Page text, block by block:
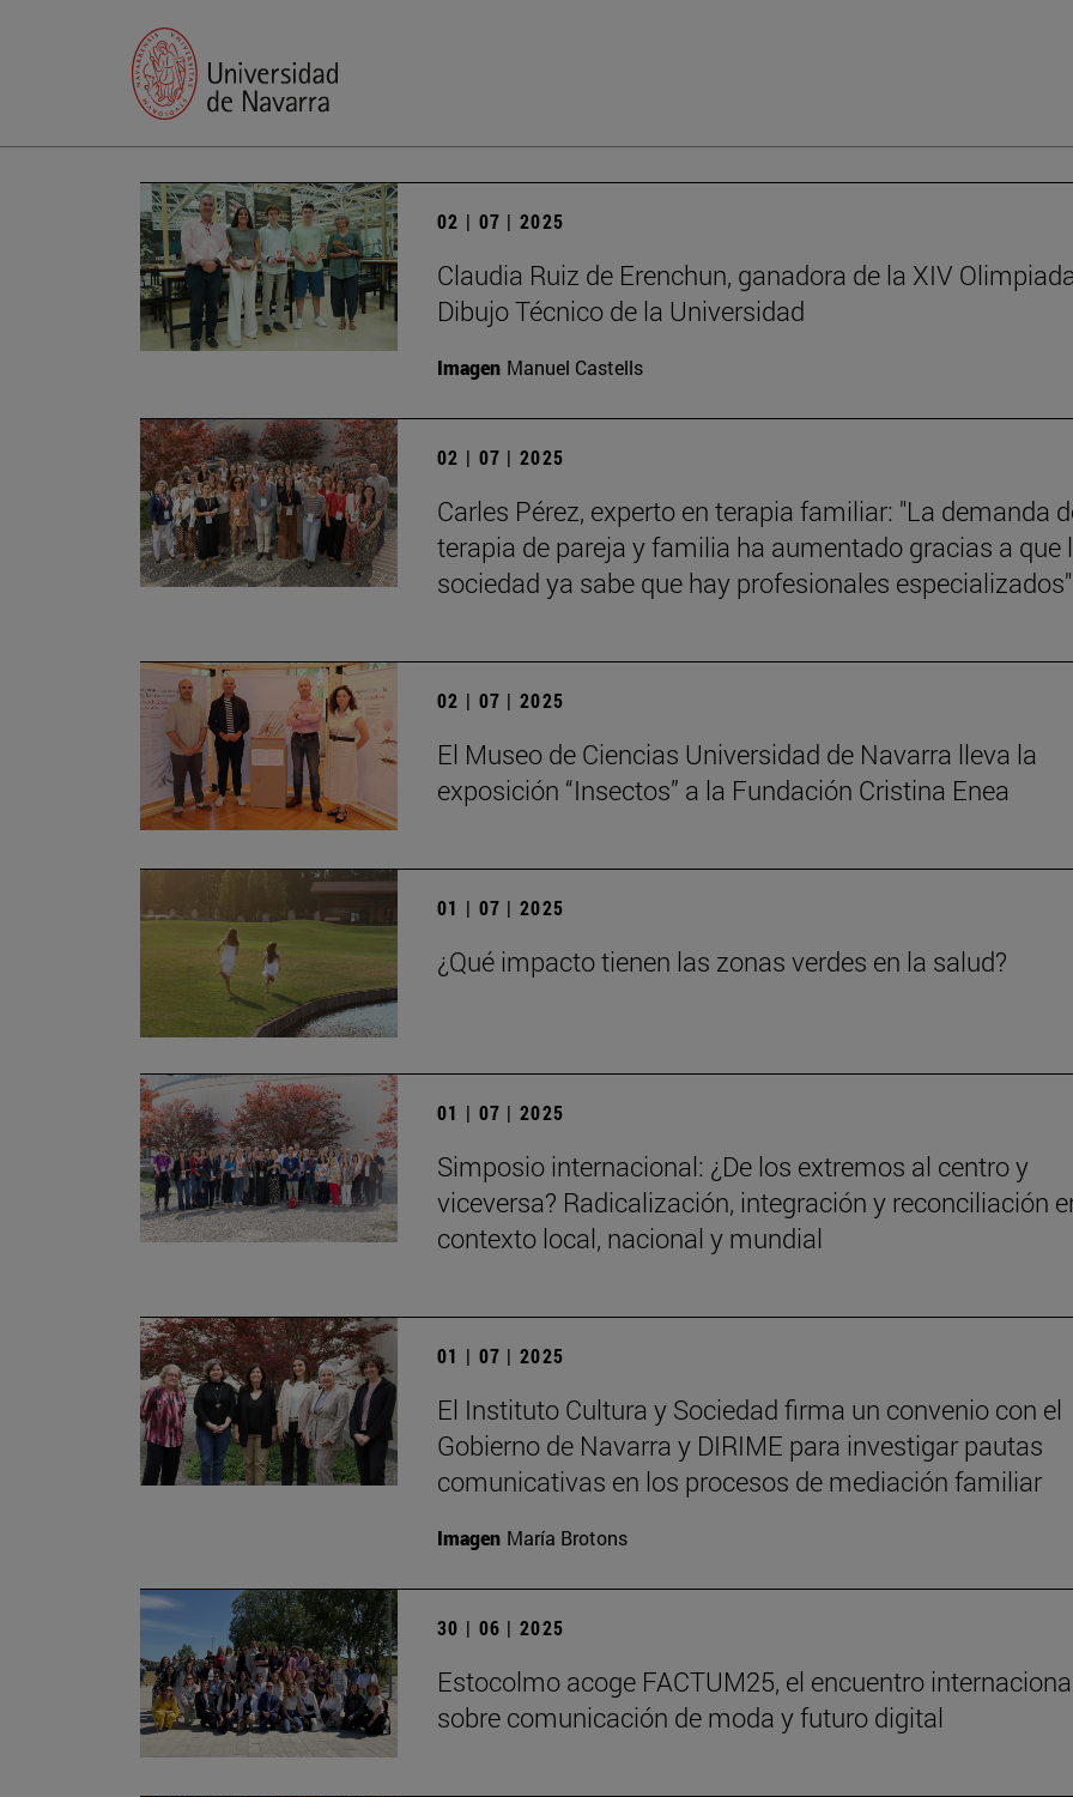
02 | 07 | 2025
Claudia Ruiz de Erenchun, ganadora de la XIV
Dibujo Técnico de la Universidad
Imagen Manuel Castells
02 | 07 | 2025
Carles Pérez, experto en terapia familiar: "La demanda
terapia de pareja y familia ha aumentado gracias a que
sociedad ya sabe que hay profesionales especializados"
02 | 07 | 2025
El Museo de Ciencias Universidad de Navarra lleva la
exposición “Insectos” a la Fundación Cristina Enea
01 | 07 | 2025
¿Qué impacto tienen las zonas verdes en la salud?
01 | 07 | 2025
Simposio internacional: ¿De los extremos al centro y
viceversa? Radicalización, integración y reconciliación
contexto local, nacional y mundial
01 | 07 | 2025
El Instituto Cultura y Sociedad firma un convenio con el
Gobierno de Navarra y DIRIME para investigar pautas
comunicativas en los procesos de mediación familiar
Imagen María Brotons
30 | 06 | 2025
Estocolmo acoge FACTUM25, el encuentro
sobre comunicación de moda y futuro digital